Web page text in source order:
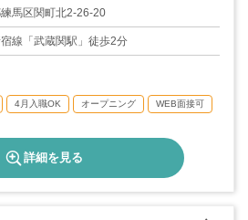
後休暇
暇
暇
馬区関町北2-26-20
線「武蔵関駅」徒歩2分
4月入職OK オープニング WEB面接可
詳細を見る